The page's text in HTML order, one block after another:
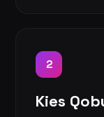
2
Kies